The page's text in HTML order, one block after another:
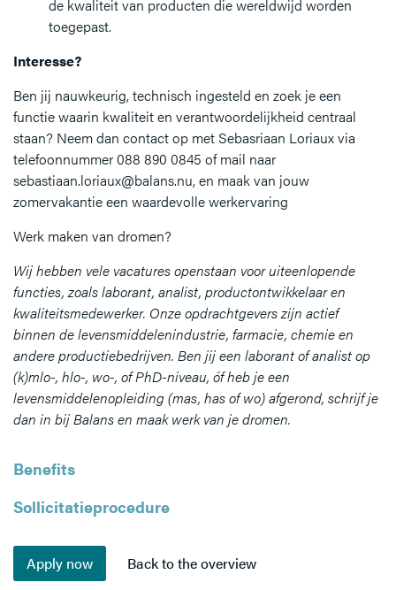
de kwaliteit van producten die wereldwijd worden
toegepast.
Interesse?
Ben jij nauwkeurig, technisch ingesteld en zoek je een
functie waarin kwaliteit en verantwoordelijkheid centraal
staan? Neem dan contact op met Sebasriaan Loriaux via
telefoonnummer 088 890 0845 of mail naar
sebastiaan.loriaux@balans.nu, en maak van jouw
zomervakantie een waardevolle werkervaring
Werk maken van dromen?
Wij hebben vele vacatures openstaan voor uiteenlopende
functies, zoals laborant, analist, productontwikkelaar en
kwaliteitsmedewerker. Onze opdrachtgevers zijn actief
binnen de levensmiddelenindustrie, farmacie, chemie en
andere productiebedrijven. Ben jij een laborant of analist op
(k)mlo-, hlo-, wo-, of PhD-niveau, óf heb je een
levensmiddelenopleiding (mas, has of wo) afgerond, schrijf je
dan in bij Balans en maak werk van je dromen.
Benefits
Sollicitatieprocedure